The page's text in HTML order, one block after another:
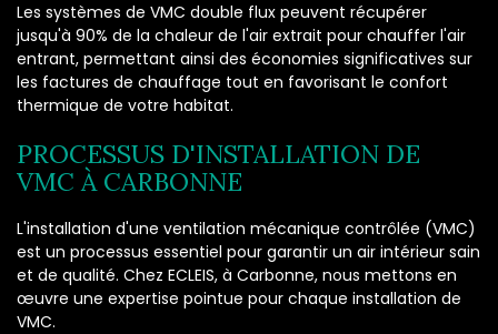
Les systèmes de VMC double flux peuvent récupérer
jusqu'à 90% de la chaleur de l'air extrait pour chauffer l'air
entrant, permettant ainsi des économies significatives sur
les factures de chauffage tout en favorisant le confort
thermique de votre habitat.
PROCESSUS D'INSTALLATION DE
VMC À CARBONNE
L'installation d'une ventilation mécanique contrôlée (VMC)
est un processus essentiel pour garantir un air intérieur sain
et de qualité. Chez ECLEIS, à Carbonne, nous mettons en
œuvre une expertise pointue pour chaque installation de
VMC.